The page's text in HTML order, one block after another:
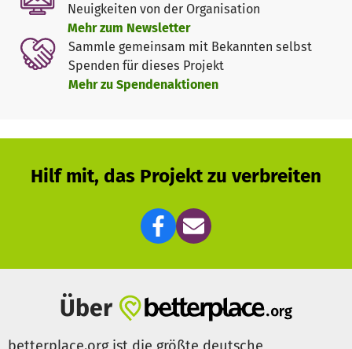
Aber genau hier setzen wir mit der ANDHERI HILFE an.
vier besonders armen Dörfern Nepals unterstützen wir
1.050 Familien– auch Samiras Familie. Damit sie genug zu
essen haben, Saatgut kaufen können und ihr Land
bewässern, um endlich mehr als nur eine Ernte im Jahr zu
Schon kleine Beiträge bewirken für die Menschen Großes
und können Leben retten:
🌾 32 Euro – und zehn Familien können vielfältige
Gemüsesorten anbauen.
🥕 62 Euro – und eine landlose Familie kann ein kleines
bewässern und drei Ernten pro Jahr erzielen.
Hier lang zu weiteren Informationen zu diesem Projekt
Neuigkeiten von der Organisation
Mehr zum Newsletter
Sammle gemeinsam mit Bekannten selbst
Spenden für dieses Projekt
Mehr zu Spendenaktionen
Hilf mit, das Projekt zu verbreiten
Über